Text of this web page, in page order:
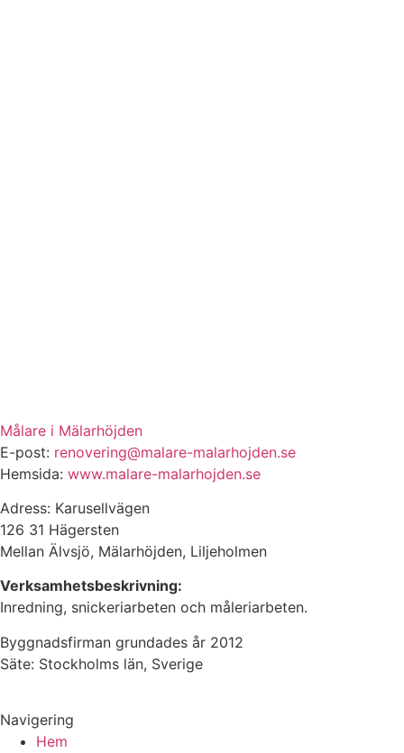
Målare i Mälarhöjden
E-post: renovering@malare-malarhojden.se
Hemsida: www.malare-malarhojden.se
Adress: Karusellvägen
126 31 Hägersten
Mellan Älvsjö, Mälarhöjden, Liljeholmen
Verksamhetsbeskrivning:
Inredning, snickeriarbeten och måleriarbeten.
Byggnadsfirman grundades år 2012
Säte: Stockholms län, Sverige
Navigering
Hem